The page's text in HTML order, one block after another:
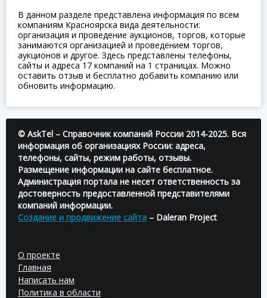
В данном разделе представлена информация по всем
компаниям Красноярска вида деятельности:
организация и проведение аукционов, торгов, которые
занимаются организацией и проведением торгов,
аукционов и другое. Здесь представлены телефоны,
сайты и адреса 17 компаний на 1 страницах. Можно
оставить отзыв и бесплатно добавить компанию или
обновить информацию.
© AskTel – Справочник компаний России 2014-2025. Вся
информация об организациях России: адреса,
телефоны, сайты, режим работы, отзывы.
Размещение информации на сайте бесплатное.
Администрация портала не несет ответственность за
достоверность предоставленной представителями
компаний информации.
Создание и продвижение сайта – Daleran Project
О проекте
Главная
Написать нам
Политика в области